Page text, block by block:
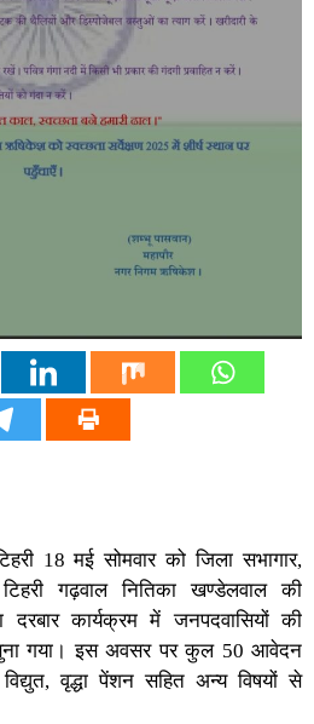
18 मई सोमवार को जिला सभागार,
गढ़वाल नितिका खण्डेलवाल की
कार्यक्रम में जनपदवासियों की
गया। इस अवसर पर कुल 50 आवेदन
वृद्धा पेंशन सहित अन्य विषयों से